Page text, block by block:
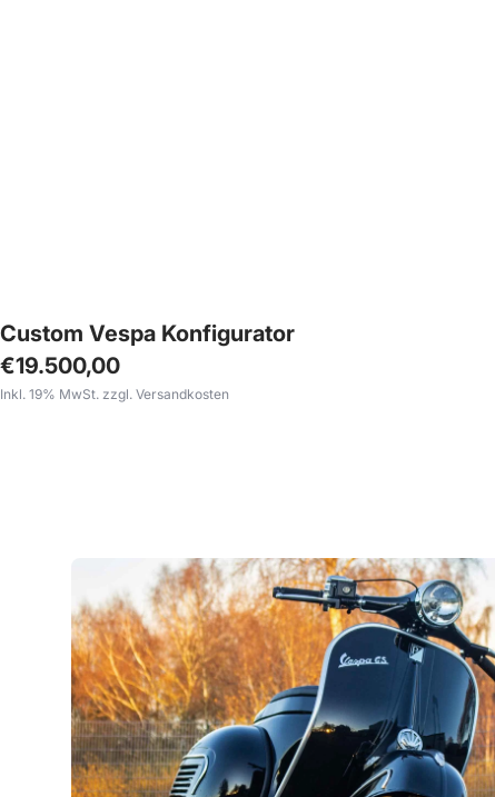
Custom Vespa Konfigurator
Angebotspreis
€19.500,00
Inkl. 19% MwSt. zzgl. Versandkosten